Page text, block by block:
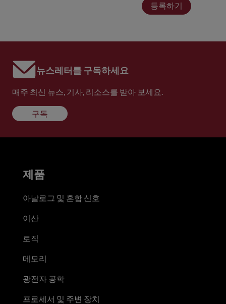
등록하기
뉴스레터를 구독하세요
매주 최신 뉴스, 기사, 리소스를 받아 보세요.
구독
제품
아날로그 및 혼합 신호
이산
로직
메모리
광전자 공학
프로세서 및 주변 장치